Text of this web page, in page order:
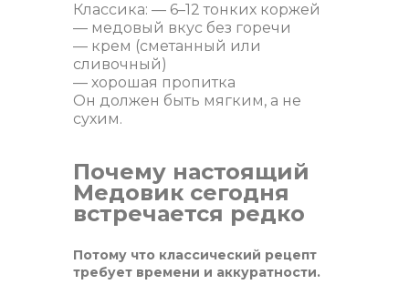
Классика: — 6–12 тонких коржей
— медовый вкус без горечи
— крем (сметанный или
сливочный)
— хорошая пропитка
Он должен быть мягким, а не
сухим.
Почему настоящий
Медовик сегодня
встречается редко
Потому что классический рецепт
требует времени и аккуратности.